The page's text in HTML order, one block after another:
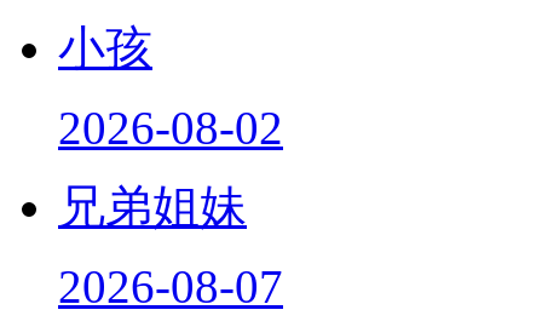
小孩
2026-08-02
兄弟姐妹
2026-08-07